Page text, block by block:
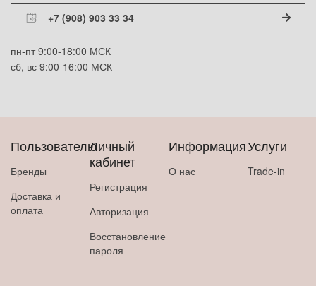
+7 (908) 903 33 34
пн-пт 9:00-18:00 МСК
сб, вс 9:00-16:00 МСК
Пользователю
Бренды
Доставка и
оплата
Личный
кабинет
Регистрация
Авторизация
Восстановление
пароля
Информация
О нас
Услуги
Trade-in